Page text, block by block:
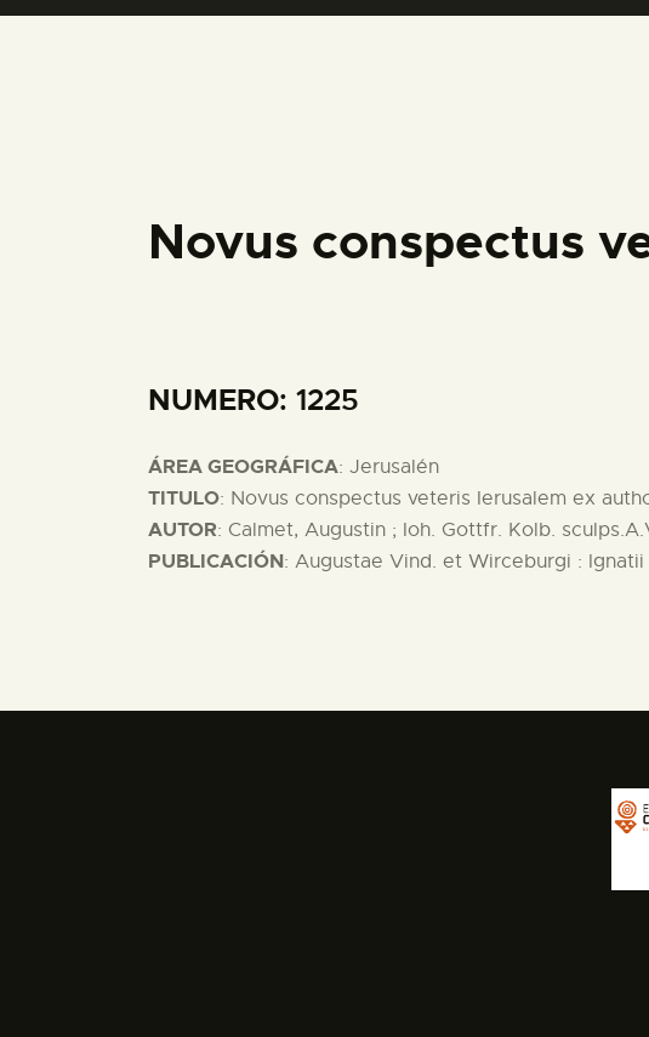
Novus conspectus
NUMERO: 1225
ÁREA GEOGRÁFICA: Jerusalén
TITULO: Novus conspectus veteris Ierusalem ex
AUTOR: Calmet, Augustin ; Ioh. Gottfr. Kolb.
PUBLICACIÓN: Augustae Vind. et Wirceburgi :